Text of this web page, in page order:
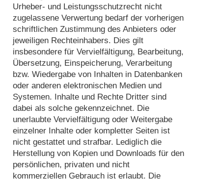
Urheber- und Leistungsschutzrecht nicht
zugelassene Verwertung bedarf der vorherigen
schriftlichen Zustimmung des Anbieters oder
jeweiligen Rechteinhabers. Dies gilt
insbesondere für Vervielfältigung, Bearbeitung,
Übersetzung, Einspeicherung, Verarbeitung
bzw. Wiedergabe von Inhalten in Datenbanken
oder anderen elektronischen Medien und
Systemen. Inhalte und Rechte Dritter sind
dabei als solche gekennzeichnet. Die
unerlaubte Vervielfältigung oder Weitergabe
einzelner Inhalte oder kompletter Seiten ist
nicht gestattet und strafbar. Lediglich die
Herstellung von Kopien und Downloads für den
persönlichen, privaten und nicht
kommerziellen Gebrauch ist erlaubt. Die